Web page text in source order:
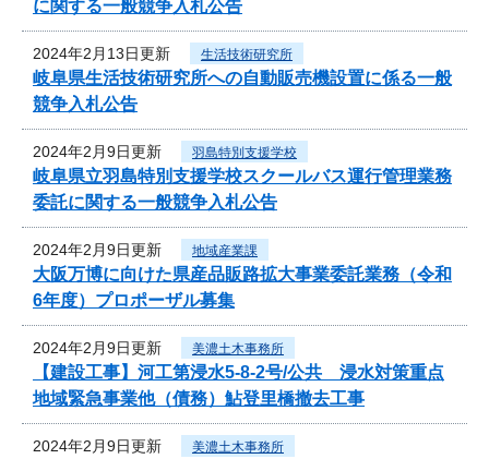
に関する一般競争入札公告
2024年2月13日更新 生活技術研究所
岐阜県生活技術研究所への自動販売機設置に係る一般
競争入札公告
2024年2月9日更新 羽島特別支援学校
岐阜県立羽島特別支援学校スクールバス運行管理業務
委託に関する一般競争入札公告
2024年2月9日更新 地域産業課
大阪万博に向けた県産品販路拡大事業委託業務（令和
6年度）プロポーザル募集
2024年2月9日更新 美濃土木事務所
【建設工事】河工第浸水5-8-2号/公共 浸水対策重点
地域緊急事業他（債務）鮎登里橋撤去工事
2024年2月9日更新 美濃土木事務所